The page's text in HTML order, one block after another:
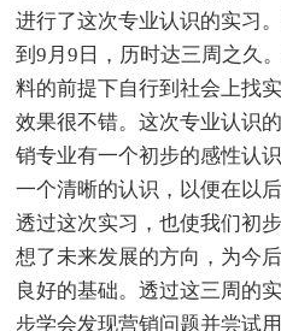
进行了这次专业认识的实习
到9月9日，历时达三周之久
料的前提下自行到社会上找
效果很不错。这次专业认识
销专业有一个初步的感性认
一个清晰的认识，以便在以
透过这次实习，也使我们初
想了未来发展的方向，为今
良好的基础。透过这三周的
步学会发现营销问题并尝试